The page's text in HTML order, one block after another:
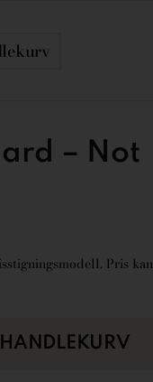
– Not
Pris kan